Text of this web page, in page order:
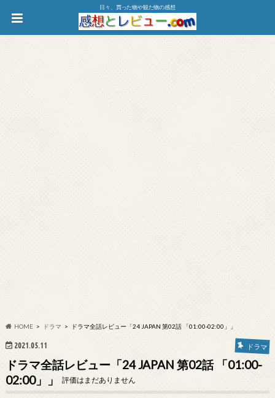
日々、買った物や観た物の感想
HOME ドラマ ドラマ全話レビュー「24 JAPAN 第02話 「01:00-02:00」」
2021.05.11 ドラマ
ドラマ全話レビュー「24 JAPAN 第02話 「01:00-
02:00」」
評価はまだありません